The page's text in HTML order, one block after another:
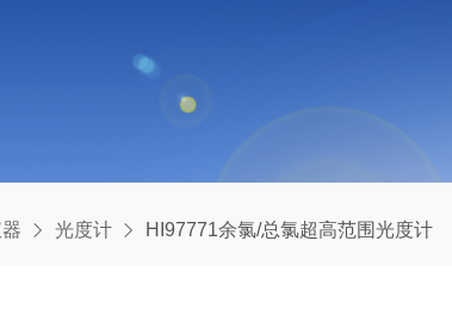
光度计 HI97771余氯/总氯超高范围光度计